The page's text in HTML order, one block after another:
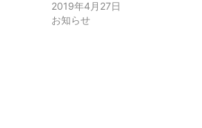
2019年4月27日
お知らせ